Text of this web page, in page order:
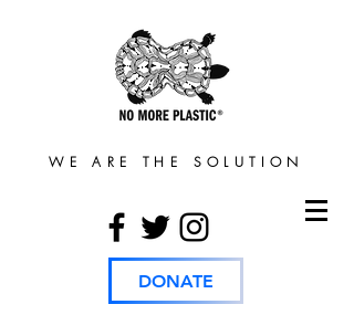
WE ARE THE SOLUTION
DONATE